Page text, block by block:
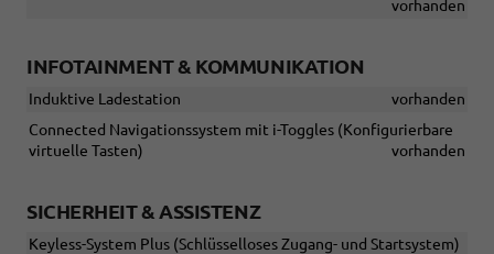
vorhanden
INFOTAINMENT & KOMMUNIKATION
Induktive Ladestation
vorhanden
Connected Navigationssystem mit i-Toggles (Konfigurierbare
virtuelle Tasten)
vorhanden
SICHERHEIT & ASSISTENZ
Keyless-System Plus (Schlüsselloses Zugang- und Startsystem)